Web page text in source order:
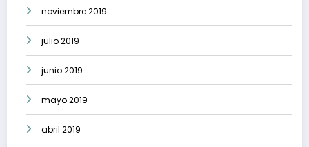
noviembre 2019
julio 2019
junio 2019
mayo 2019
abril 2019